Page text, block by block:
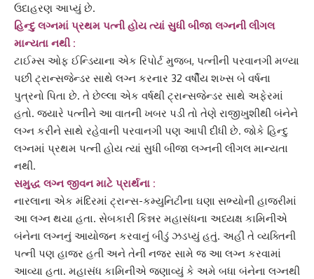
ઉદાહરણ આપ્યું છે.
હિન્દુ લગ્નમાં પ્રથમ પત્ની હોય ત્યાં સુધી બીજા લગ્નની લીગલ
માન્યતા નથી :
ટાઈમ્સ ઓફ ઈન્ડિયાના એક રિપોર્ટ મુજબ, પત્નીની પરવાનગી મળ્યા
પછી ટ્રાન્સજેન્ડર સાથે લગ્ન કરનાર 32 વર્ષીય શખ્સ બે વર્ષના
પુત્રનો પિતા છે. તે છેલ્લા એક વર્ષથી ટ્રાન્સજેન્ડર સાથે અફેરમાં
હતો. જ્યારે પત્નીને આ વાતની ખબર પડી તો તેણે રાજીખુશીથી બંનેને
લગ્ન કરીને સાથે રહેવાની પરવાનગી પણ આપી દીધી છે. જોકે હિન્દુ
લગ્નમાં પ્રથમ પત્ની હોય ત્યાં સુધી બીજા લગ્નની લીગલ માન્યતા
નથી.
સમુદ્ધ લગ્ન જીવનમાટે પ્રાર્થના :
નારલાના એક મંદિરમાં ટ્રાન્સ-કમ્યુનિટીના ઘણા સભ્યોની હાજરીમાં
આ લગ્ન થયા હતા. સેબકારી કિન્નર મહાસંધના અધ્યક્ષ કામિનીએ
બંનેના લગ્નનું આયોજન કરવાનું બીડું ઝડપ્યું હતું. અહીં તે વ્યક્તિની
પત્ની પણ હાજર હતી અને તેની નજર સામે જ આ લગ્ન કરવામાં
આવ્યા હતા. મહાસંધ કામિનીએ જણાવ્યું કે અમે બધા બંનેના લગ્નથી